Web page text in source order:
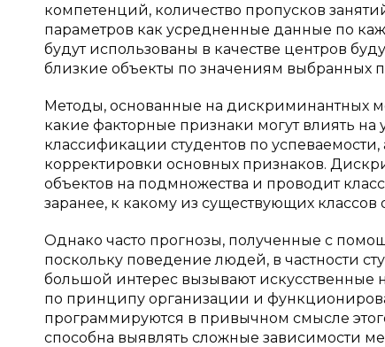
компетенций, количество пропусков
параметров как усредненные данные по
будут использованы в качестве центров
близкие объекты по значениям выбранных
Методы, основанные на дискриминантных
какие факторные признаки могут влиять на
классификации студентов по
корректировки основных признаков.
объектов на подмножества и проводит
заранее, к какому из существующих
Однако часто прогнозы, полученные с
поскольку поведение людей, в частности
большой интерес вызывают искусственные
по принципу организации и
программируются в привычном смысле
способна выявлять сложные зависимости